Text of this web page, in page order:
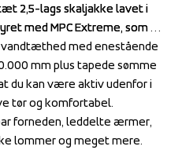
2,5-lags skaljakke lavet i
med MPC Extreme, som
med enestående
mm plus tapede sømme
du kan være aktiv udenfor i
tør og komfortabel.
forneden, leddelte ærmer,
lommer og meget mere.
2,5-lags skaljakke lavet i
med MPC Extreme, som
med enestående
mm plus tapede sømme
du kan være aktiv udenfor i
tør og komfortabel.
forneden, leddelte ærmer,
lommer og meget mere.